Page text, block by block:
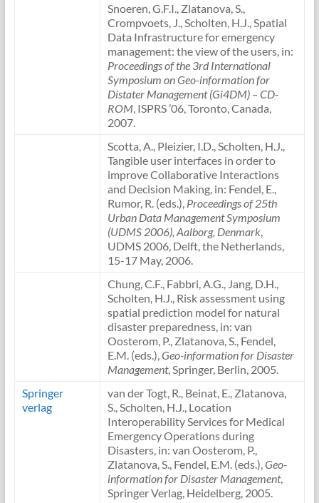
Snoeren, G.F.I., Zlatanova, S.,
Crompvoets, J., Scholten, H.J., Spatial
Data Infrastructure for emergency
management: the view of the users, in:
Proceedings of the 3rd International
Symposium on Geo-information for
Distater Management (Gi4DM) – CD-
ROM, ISPRS ’06, Toronto, Canada,
2007.
Scotta, A., Pleizier, I.D., Scholten, H.J.,
Tangible user interfaces in order to
improve Collaborative Interactions
and Decision Making, in: Fendel, E.,
Rumor, R. (eds.), Proceedings of 25th
Urban Data Management Symposium
(UDMS 2006), Aalborg, Denmark,
UDMS 2006, Delft, the Netherlands,
15-17 May, 2006.
Chung, C.F., Fabbri, A.G., Jang, D.H.,
Scholten, H.J., Risk assessment using
spatial prediction model for natural
disaster preparedness, in: van
Oosterom, P., Zlatanova, S., Fendel,
E.M. (eds.), Geo-information for Disaster
Management, Springer, Berlin, 2005.
Springer
verlag
van der Togt, R., Beinat, E., Zlatanova,
S., Scholten, H.J., Location
Interoperability Services for Medical
Emergency Operations during
Disasters, in: van Oosterom, P.,
Zlatanova, S., Fendel, E.M. (eds.), Geo-
information for Disaster Management,
Springer Verlag, Heidelberg, 2005.